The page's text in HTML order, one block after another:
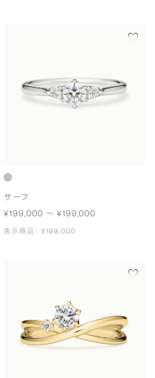
サーフ
¥199,000 〜 ¥199,000
表示商品： ¥199,000